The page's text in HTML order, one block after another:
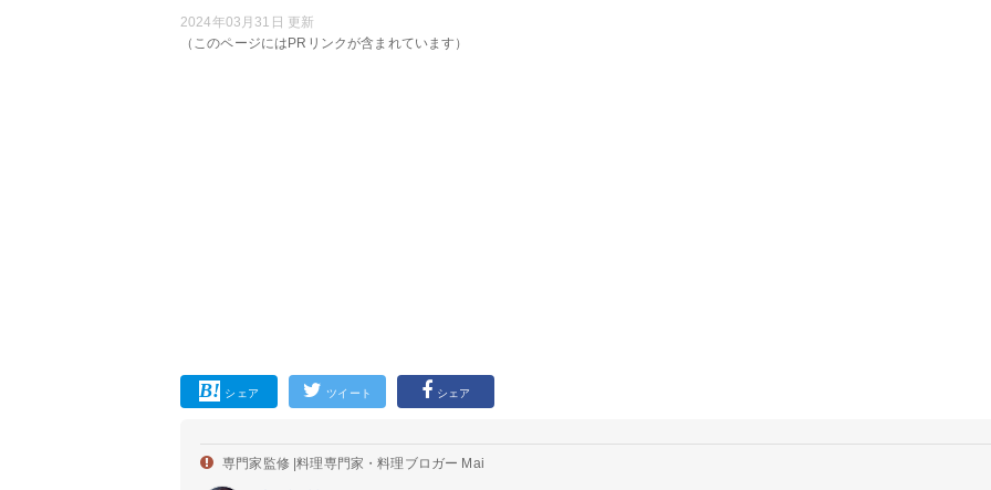
2024年03月31日 更新
（このページにはPRリンクが含まれています）
シェア ツイート シェア
専門家監修 |料理専門家・料理ブロガー Mai